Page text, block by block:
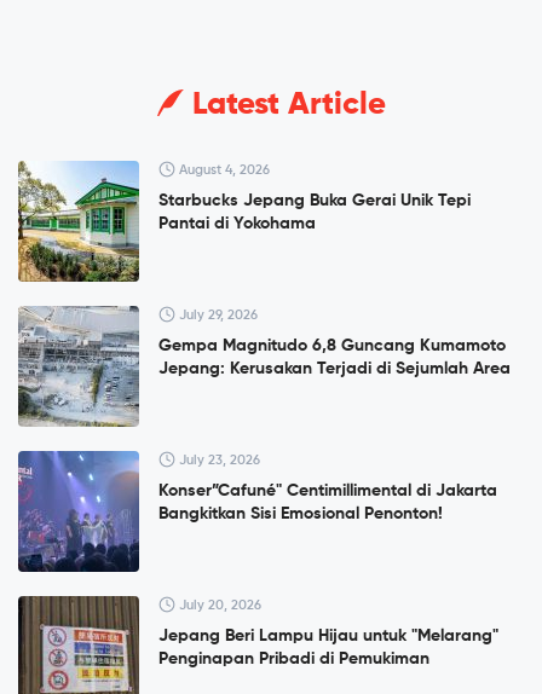
Latest Article
August 4, 2026
Starbucks Jepang Buka Gerai Unik Tepi
Pantai di Yokohama
July 29, 2026
Gempa Magnitudo 6,8 Guncang Kumamoto
Jepang: Kerusakan Terjadi di Sejumlah Area
July 23, 2026
Konser”Cafuné" Centimillimental di Jakarta
Bangkitkan Sisi Emosional Penonton!
July 20, 2026
Jepang Beri Lampu Hijau untuk "Melarang"
Penginapan Pribadi di Pemukiman